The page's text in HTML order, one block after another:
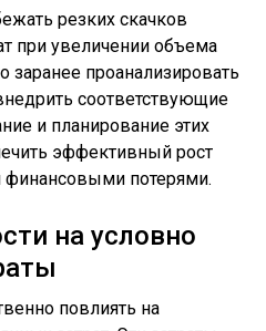
резких скачков
при увеличении объема
заранее проанализировать
соответствующие
и планирование этих
эффективный рост
потерями.
на условно
повлиять на